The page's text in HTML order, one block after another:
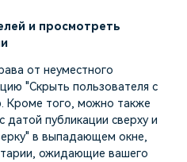
и просмотреть
от неуместного
"Скрыть пользователя с
Кроме того, можно также
публикации сверху и
в выпадающем окне,
ожидающие вашего